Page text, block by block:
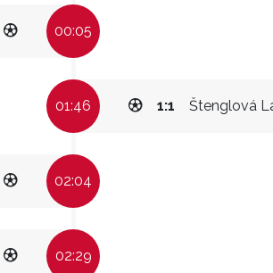
00:05
01:46 Štenglová
1:1
02:04
02:29